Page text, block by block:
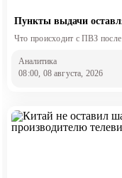
Пункты выдачи
Что происходит с ПВЗ
Аналитика
08:00, 08 августа, 2026